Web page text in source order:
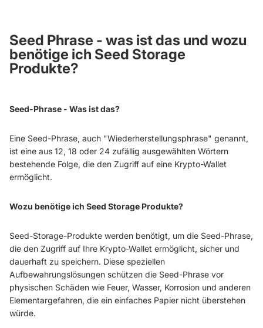
Seed Phrase - was ist das und wozu
benötige ich Seed Storage
Produkte?
Seed-Phrase - Was ist das?
Eine Seed-Phrase, auch "Wiederherstellungsphrase" genannt,
ist eine aus 12, 18 oder 24 zufällig ausgewählten Wörtern
bestehende Folge, die den Zugriff auf eine Krypto-Wallet
ermöglicht.
Wozu benötige ich Seed Storage Produkte?
Seed-Storage-Produkte werden benötigt, um die Seed-Phrase,
die den Zugriff auf Ihre Krypto-Wallet ermöglicht, sicher und
dauerhaft zu speichern. Diese speziellen
Aufbewahrungslösungen schützen die Seed-Phrase vor
physischen Schäden wie Feuer, Wasser, Korrosion und anderen
Elementargefahren, die ein einfaches Papier nicht überstehen
würde.